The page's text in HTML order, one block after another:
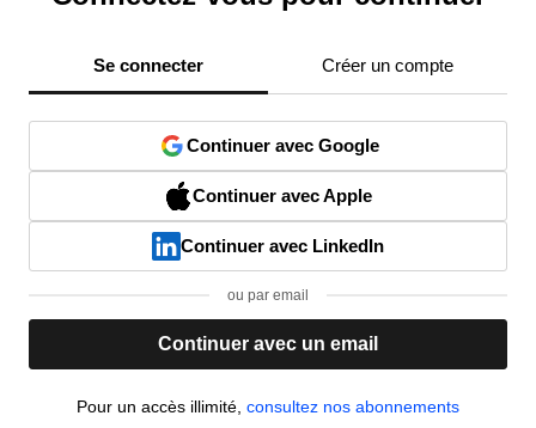
Se connecter Créer un compte
Continuer avec Google
Continuer avec Apple
Continuer avec LinkedIn
ou par email
Continuer avec un email
Pour un accès illimité, consultez nos abonnements